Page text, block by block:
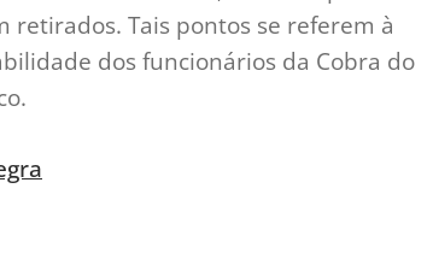
Tais pontos se referem à
dos funcionários da Cobra do